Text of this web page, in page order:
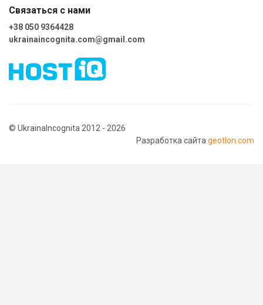
Связаться с нами
+38 050 9364428
ukrainaincognita.com@gmail.com
© UkrainaIncognita 2012 - 2026
Разработка сайта geotlon.com